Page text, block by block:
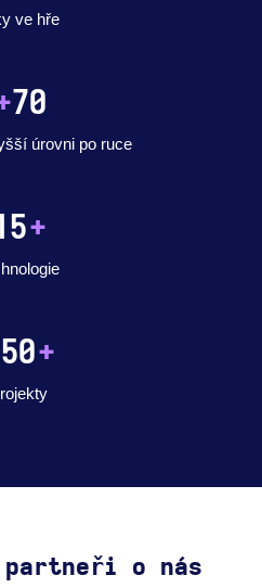
ve hře
70
úrovni po ruce
+
+
o nás